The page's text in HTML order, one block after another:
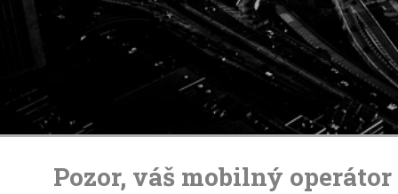
Skip
Pozor, váš mobilný